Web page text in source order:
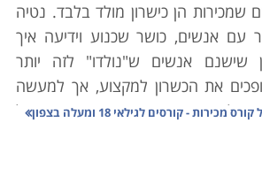
שמכירות הן כישרון מולד בלבד. נטיה
עם אנשים, כושר שכנוע וידיעה איך
שישנם אנשים ש"נולדו" לזה יותר
את הכשרון למקצוע, אך למעשה
להיות איש מכירות מדי פעם. בכל
קורס מכירות - קורסים לגילאי 18 ומעלה בצפון